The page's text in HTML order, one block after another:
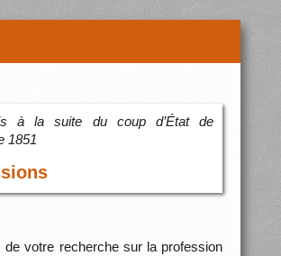
à la suite du coup d’État de
1851
de votre recherche sur la profession